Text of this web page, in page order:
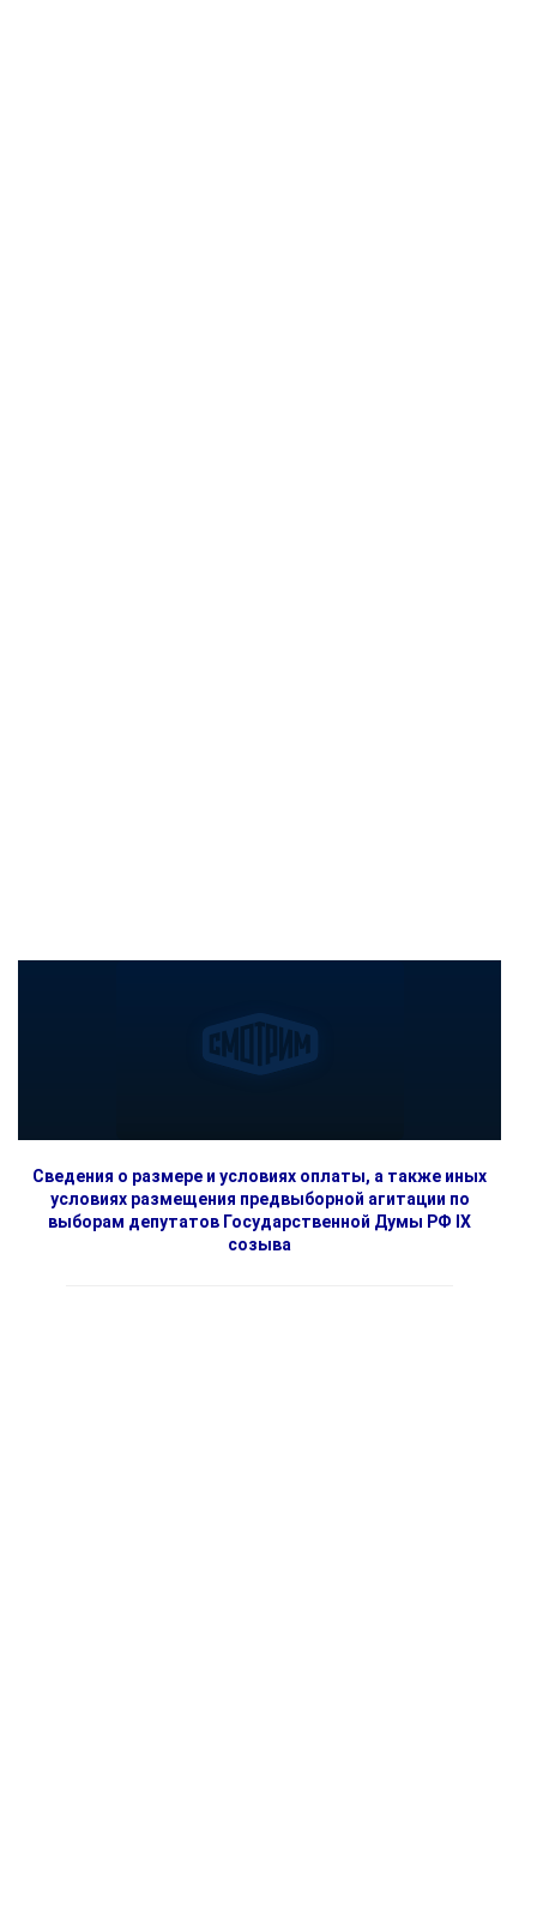
Сведения о размере и условиях оплаты, а также иных
условиях размещения предвыборной агитации по
выборам депутатов Государственной Думы РФ IX
созыва